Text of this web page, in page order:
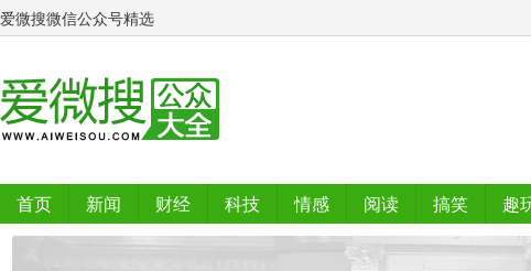
爱微搜微信公众号精选
首页 新闻 财经 科技 情感 阅读 搞笑 趣